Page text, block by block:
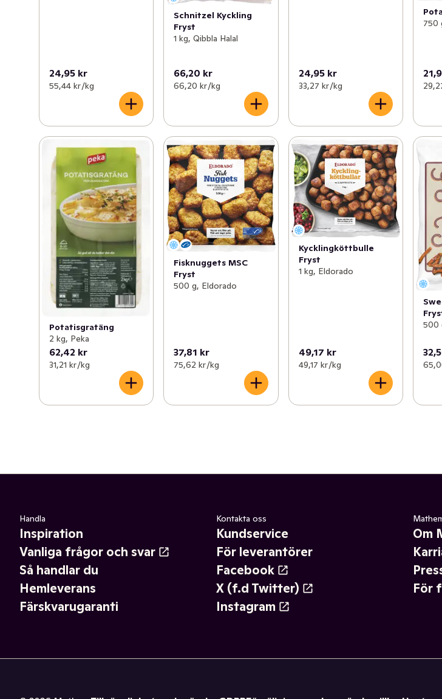
24,95 kr
55,44 kr /kg
Schnitzel Kyckling
Fryst
1 kg, Qibbla Halal
66,20 kr
66,20 kr /kg
24,95 kr
33,27 kr /kg
750
Potatisgratäng
2 kg, Peka
62,42 kr
31,21 kr /kg
Fisknuggets MSC
Fryst
500 g, Eldorado
37,81 kr
75,62 kr /kg
Kycklingköttbulle
Fryst
1 kg, Eldorado
49,17 kr
49,17 kr /kg
500
Handla
Inspiration
Vanliga frågor och svar
Så handlar du
Hemleverans
Färskvarugaranti
Kontakta oss
Kundservice
För leverantörer
Facebook
X (f.d Twitter)
Instagram
Om
För